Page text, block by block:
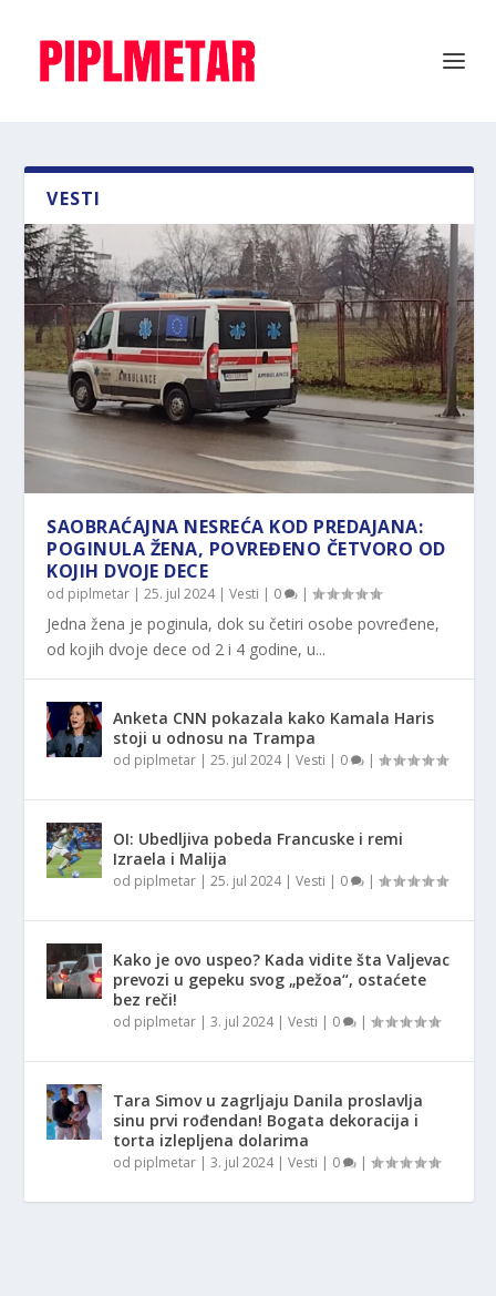
VESTI
SAOBRAĆAJNA NESREĆA KOD PREDAJANA:
POGINULA ŽENA, POVREĐENO ČETVORO OD
KOJIH DVOJE DECE
od piplmetar |25. jul 2024|Vesti | 0 |
Jedna žena je poginula, dok su četiri osobe povređene,
od kojih dvoje dece od 2 i 4 godine, u...
Anketa CNN pokazala kako Kamala Haris
stoji u odnosu na Trampa
od piplmetar |25. jul 2024|Vesti | 0 |
OI: Ubedljiva pobeda Francuske i remi
Izraela i Malija
od piplmetar |25. jul 2024|Vesti | 0 |
Kako je ovo uspeo? Kada vidite šta Valjevac
prevozi u gepeku svog „pežoa“, ostaćete
bez reči!
od piplmetar |3. jul 2024|Vesti | 0 |
Tara Simov u zagrljaju Danila proslavlja
sinu prvi rođendan! Bogata dekoracija i
torta izlepljena dolarima
od piplmetar |3. jul 2024|Vesti | 0 |